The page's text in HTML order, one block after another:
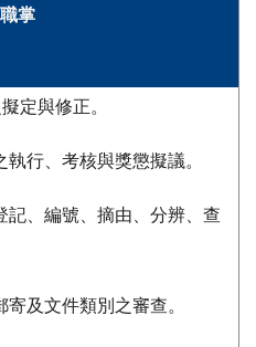
掌
定與修正。
行、考核與獎懲擬議。
記、編號、摘由、分辨、查
及文件類別之審查。